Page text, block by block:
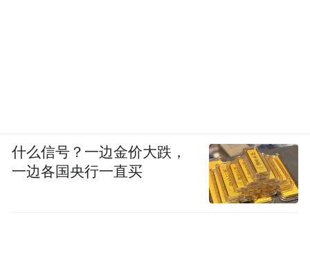
什么信号？一边金价大跌，
一边各国央行一直买